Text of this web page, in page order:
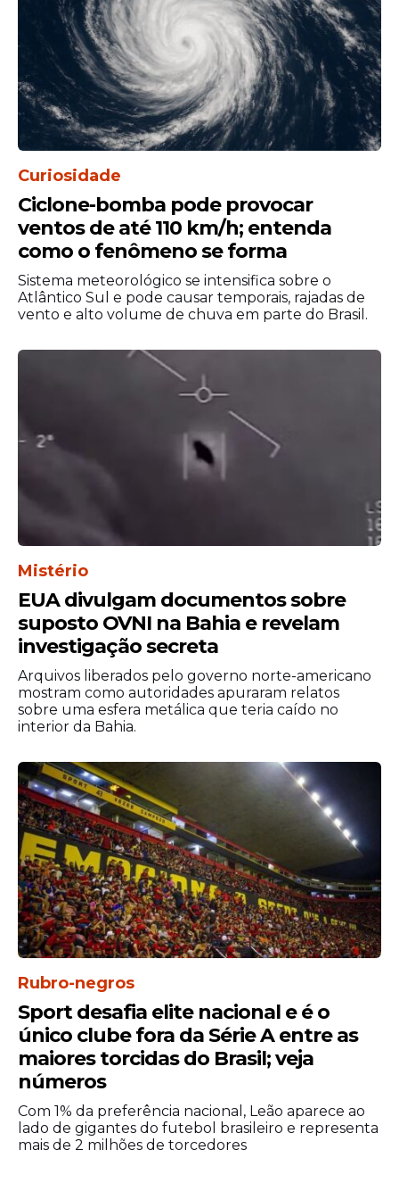
“ancestrais” da indústria.
Segundo oator, reconhecer essas
referências é essencial para entender o
próprio caminho. Ele afirmou que a
presença desses artistas negros na história
do cinema ajudou a abrir portas para novas
Jordan também agradeceu ao público que
apoiou o filme. Em sua fala, ele destacou os
espectadores que assistiram à produção
várias vezes no cinema e ajudaram a
impulsionar o sucesso do projeto. Para ele,
a recepção do público foi fundamental
para consolidar o impacto do filme.
“Vocês fizeram deste filme o que ele é”,
disse oator, dirigindo-se diretamente às
pessoas que acompanharam a produção
desde o lançamento.
Ao final do discurso, Jordan afirmou que
pretende continuar evoluindo
profissionalmente e se tornar “a melhor
versão de si mesmo”. Ele também disse
que sente a responsabilidade de honrar as
oportunidades recebidas ao longo da
carreira.
Confira o discurso
completo
Curiosidade
Ciclone-bomba pode provocar
ventos de até 110 km/h; entenda
como o fenômeno se forma
Sistema meteorológico se intensifica sobre o
Atlântico Sul e pode causar temporais, rajadas de
vento e alto volume de chuva em parte do Brasil.
Mistério
EUA divulgam documentos sobre
suposto OVNI na Bahia e revelam
investigação secreta
Arquivos liberados pelo governo norte-americano
mostram como autoridades apuraram relatos
sobre uma esfera metálica que teria caído no
interior da Bahia.
Rubro-negros
Sport desafia elite nacional e é o
único clube fora da Série A entre as
maiores torcidas do Brasil; veja
números
Com 1% da preferência nacional, Leão aparece ao
lado de gigantes do futebol brasileiro e representa
mais de 2 milhões de torcedores